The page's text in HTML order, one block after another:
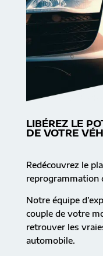
LIBÉREZ LE
DE VOTRE
Redécouvrez le
reprogrammation
Notre équipe
couple de votre
retrouver les
automobile.